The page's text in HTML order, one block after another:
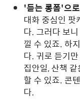
'듣는 롱폼'으
대화 중심인 팟
다. 그러다 보
낄 수 있죠. 하
다. 귀로 듣기
집안일, 산책
할 수 있죠. 콘
다.